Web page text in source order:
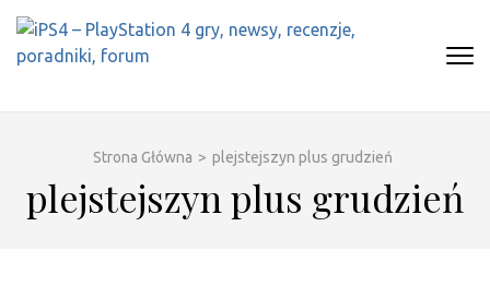
Skip
content
FORUMStrona Główna > plejstejszyn plus grudzień
plejstejszyn plus grudzień